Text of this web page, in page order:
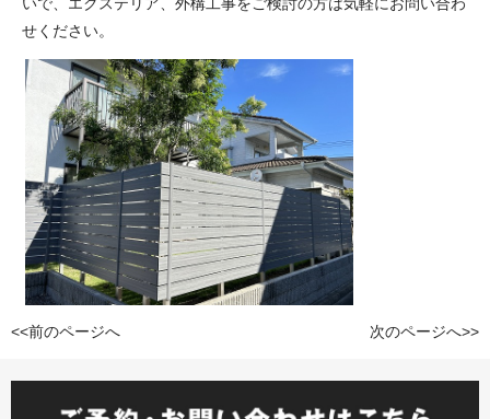
せください。
<<前のページへ 次のページへ>>